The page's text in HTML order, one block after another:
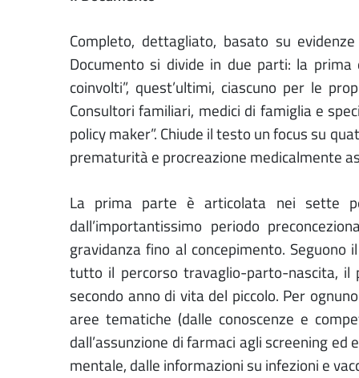
Completo, dettagliato, basato su
Documento si divide in due parti: la
coinvolti”, quest’ultimi, ciascuno per le
Consultori familiari, medici di famiglia e
policy maker”. Chiude il testo un focus su
prematurità e procreazione medicalmente
La prima parte è articolata nei sette
dall’importantissimo periodo
gravidanza fino al concepimento.
tutto il percorso travaglio-parto-nascita,
secondo anno di vita del piccolo. Per
aree tematiche (dalle conoscenze e
dall’assunzione di farmaci agli screening
mentale, dalle informazioni su infezioni e